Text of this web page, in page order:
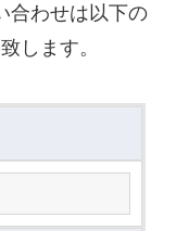
合わせは以下の
します。